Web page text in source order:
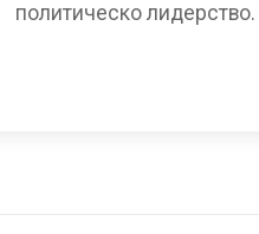
политическо лидерство.